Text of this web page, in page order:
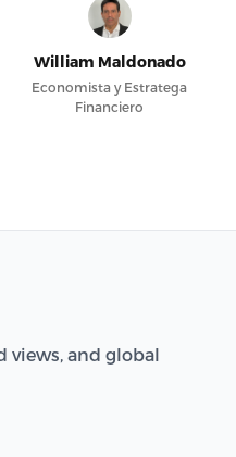
William Maldonado
Economista y Estratega
Financiero
views, and global